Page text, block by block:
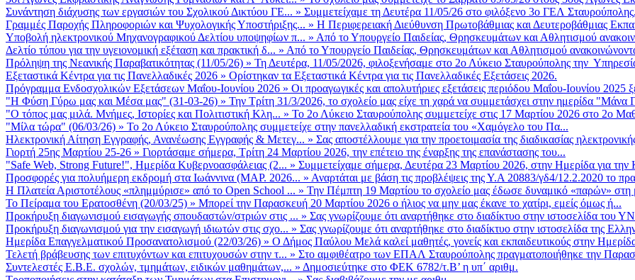
Συνάντηση διάχυσης των εργασιών του Σχολικού Δικτύου ΓΕ... » Συμμετείχαμε τη Δευτέρα 11/05/26 στο φιλόξενο 3ο ΓΕΛ
Γραμμές Παροχής Πληροφοριών και Ψυχολογικής Υποστήριξης... » Η Περιφερειακή Διεύθυνση Πρωτοβάθμιας και Δευτεροβάθμιας
Υποβολή ηλεκτρονικού Μηχανογραφικού Δελτίου υποψηφίων π... » Από το Υπουργείο Παιδείας, Θρησκευμάτων και Αθλητισμού
Δελτίο τύπου για την υγειονομική εξέταση και πρακτική δ... » Από το Υπουργείο Παιδείας, Θρησκευμάτων και Αθλητισμού
Πρόληψη της Νεανικής Παραβατικότητας (11/05/26) » Τη Δευτέρα, 11/05/2026, φιλοξενήσαμε στο 2ο Λύκειο Σταυρούπολης την
Εξεταστικά Κέντρα για τις Πανελλαδικές 2026 » Ορίστηκαν τα Εξεταστικά Κέντρα για τις Πανελλαδικές Εξετάσεις 2026.
Πρόγραμμα Ενδοσχολικών Εξετάσεων Μαΐου-Ιουνίου 2026 » Οι προαγωγικές και απολυτήριες εξετάσεις περιόδου Μαΐου-Ιουνίου 2025
"Η Φύση Γύρω μας και Μέσα μας" (31-03-26) » Την Τρίτη 31/3/2026, το σχολείο μας είχε τη χαρά να συμμετάσχει στην ημερίδα "Μάνα
"Ο τόπος μας μιλά. Μνήμες, Ιστορίες και Πολιτιστική Κλη... » Το 2ο Λύκειο Σταυρούπολης συμμετείχε στις 17 Μαρτίου 2026 στο 2ο
"Μίλα τώρα" (06/03/26) » Το 2ο Λύκειο Σταυρούπολης συμμετείχε στην πανελλαδική εκστρατεία του «Χαμόγελο του Πα...
Ηλεκτρονική Αίτηση Εγγραφής, Ανανέωσης Εγγραφής & Μετεγ... » Σας αποστέλλουμε για την προετοιμασία της διαδικασίας
Γιορτή 25ης Μαρτίου 25-26 » Γιορτάσαμε σήμερα, Τρίτη 24 Μαρτίου 2026, την επέτειο της έναρξης της επανάστασης του...
"Safe Web, Strong Future!", Ημερίδα Κυβερνοασφάλειας (2... » Συμμετείχαμε σήμερα, Δευτέρα 23 Μαρτίου 2026, στην Ημερίδα για την
Προσφορές για πολυήμερη εκδρομή στα Ιωάννινα (ΜΑΡ. 2026... » Αναρτάται με βάση τις προβλέψεις της Υ.Α 20883/γδ4/12.2.2020 το
Η Πλατεία Αριστοτέλους «πλημμύρισε» από το Open School ... » Την Πέμπτη 19 Μαρτίου το σχολείο μας έδωσε δυναμικό «παρών» στη
Το Πείραμα του Ερατοσθένη (20/03/25) » Μπορεί την Παρασκευή 20 Μαρτίου 2026 ο ήλιος να μην μας έκανε το χατίρι, εμείς όμως ή...
Προκήρυξη διαγωνισμού εισαγωγής σπουδαστών/στριών στις ... » Σας γνωρίζουμε ότι αναρτήθηκε στο διαδίκτυο στην ιστοσελίδα του
Προκήρυξη διαγωνισμού για την εισαγωγή ιδιωτών στις σχο... » Σας γνωρίζουμε ότι αναρτήθηκε στο διαδίκτυο στην ιστοσελίδα της
Ημερίδα Επαγγελματικού Προσανατολισμού (22/03/26) » Ο Δήμος Παύλου Μελά καλεί μαθητές, γονείς και εκπαιδευτικούς στην
Τελετή βράβευσης των επιτυχόντων και επιτυχουσών στην τ... » Στο αμφιθέατρο των ΕΠΑΛ Σταυρούπολης πραγματοποιήθηκε την
Συντελεστές Ε.Β.Ε. σχολών, τμημάτων, ειδικών μαθημάτων,... » Δημοσιεύτηκε στο ΦΕΚ 6782/τ.Β’ η υπ΄ αριθμ.